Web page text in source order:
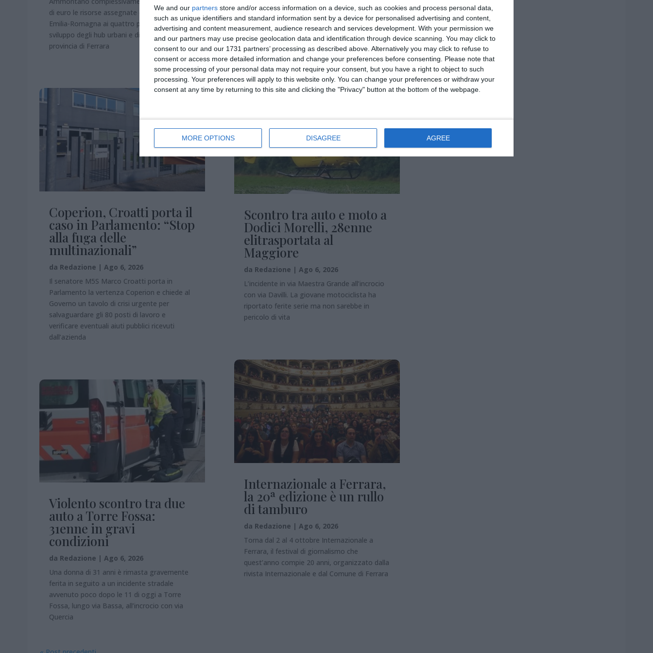
We and our partners store and/or access information on a device, such as cookies and process personal data,
such as unique identifiers and standard information sent by a device for personalised advertising and content,
advertising and content measurement, audience research and services development. With your permission we
and our partners may use precise geolocation data and identification through device scanning. You may click to
consent to our and our 1731 partners’ processing as described above. Alternatively you may click to refuse to
consent or access more detailed information and change your preferences before consenting.
Please note that
some processing of your personal data may not require your consent, but you have a right to object to such
processing. Your preferences will apply to this website only. You can change your preferences or withdraw your
consent at any time by returning to this site and clicking the "Privacy" button at the bottom of the webpage.
MORE OPTIONS DISAGREE AGREE
di euro le risorse assegnate dalla Regione
Emilia-Romagna ai quattro progetti per lo
sviluppo degli hub urbani e di prossimità nella
provincia di Ferrara
Coperion, Croatti porta il
caso in Parlamento: “Stop
alla fuga delle
multinazionali”
da Redazione | Ago 6, 2026
Il senatore M5S Marco Croatti porta in
Parlamento la vertenza Coperion e chiede al
Governo un tavolo di crisi urgente per
salvaguardare gli 80 posti di lavoro e
verificare eventuali aiuti pubblici ricevuti
dall’azienda
Violento scontro tra due
auto a Torre Fossa:
31enne in gravi
condizioni
da Redazione | Ago 6, 2026
Una donna di 31 anni è rimasta gravemente
ferita in seguito a un incidente stradale
avvenuto poco dopo le 11 di oggi a Torre
Fossa, lungo via Bassa, all’incrocio con via
Quercia
daRedazione|Ago 6, 2026
Una pentola dimenticata sul fornello, il fumo
che comincia a uscire dall’appartamento e la
richiesta di aiuto dal balcone. Attimi di
apprensione nella tarda serata di ieri
Scontro tra auto e moto a
Dodici Morelli, 28enne
elitrasportata al
Maggiore
da Redazione |Ago 6, 2026
L’incidente in via Maestra Grande all’incrocio
con via Davilli. La giovane motociclista ha
riportato ferite serie ma non sarebbe in
pericolo di vita
Internazionale a Ferrara,
la 20ª edizione è un rullo
di tamburo
da Redazione | Ago 6, 2026
Torna dal 2 al 4 ottobre Internazionale a
Ferrara, il festival di giornalismo che
quest’anno compie 20 anni, organizzato dalla
rivista Internazionale e dal Comune di Ferrara